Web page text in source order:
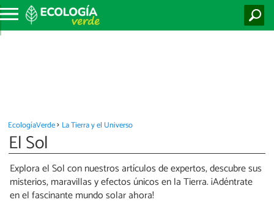
EcologíaVerde La Tierra y el Universo
El Sol
Explora el Sol con nuestros artículos de expertos, descubre sus
misterios, maravillas y efectos únicos en la Tierra. ¡Adéntrate
en el fascinante mundo solar ahora!